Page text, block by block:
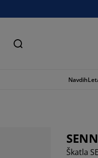
Iskanje
Navdih
Škatla